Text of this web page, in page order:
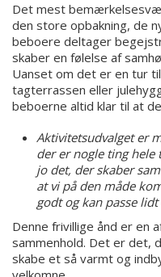
Det mest
den store opbakning, de
beboere deltager
skaber en følelse af
Uanset om det er en tur
tagterrassen eller
beboerne altid klar til at
Aktivitetsudvalget er
der er nogle ting hele
jo det, der skaber
at vi på den måde
godt og kan passe
Denne frivillige ånd er en
sammenhold. Det er det,
skabe et så varmt og